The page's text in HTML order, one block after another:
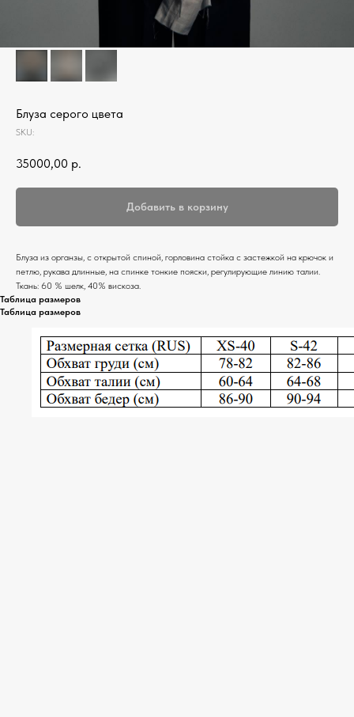
Блуза серого цвета
SKU:
35000,00 р.
Добавить в корзину
Блуза из органзы, с открытой спиной, горловина стойка с застежкой на крючок и
петлю, рукава длинные, на спинке тонкие пояски, регулирующие линию талии.
Ткань: 60 % шелк, 40% вискоза.
Таблица размеров
Таблица размеров